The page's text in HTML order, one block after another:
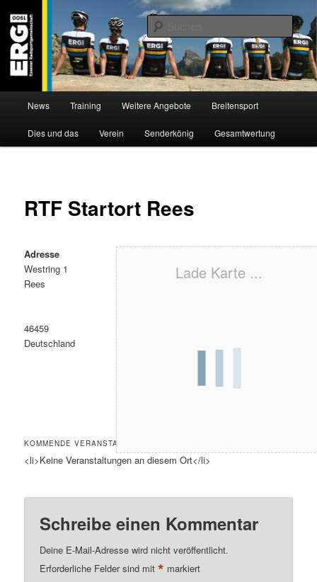
Inhalt
wechseln
ERG 1900 e.V
Willkommen bei der Essener Radsportgemeinschaft
News Training Weitere Angebote Breitensport
Dies und das Verein Senderkönig Gesamtwertung
RTF Startort Rees
Lade Karte ...
Adresse
Westring 1
Rees
46459
Deutschland
KOMMENDE VERANSTALTUNGEN
<li>Keine Veranstaltungen an diesem Ort</li>
Schreibe einen Kommentar
Deine E-Mail-Adresse wird nicht veröffentlicht.
Erforderliche Felder sind mit* markiert